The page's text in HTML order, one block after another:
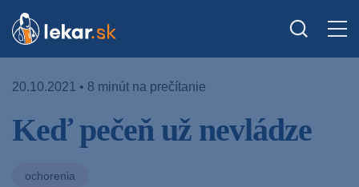
20.10.2021 • 8 minút na prečítanie
Keď pečeň už nevládze
ochorenia